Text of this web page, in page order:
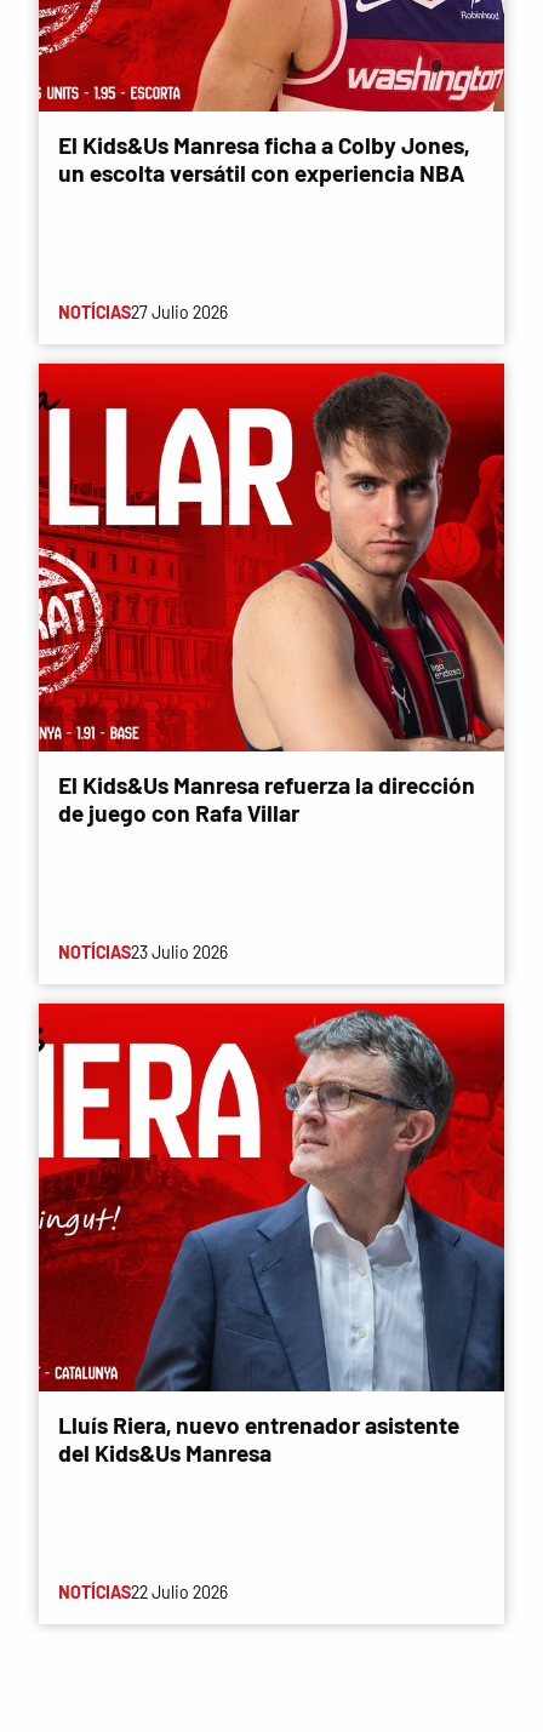
El Kids&Us Manresa ficha a Colby Jones,
un escolta versátil con experiencia NBA
NOTÍCIAS27 Julio 2026
El Kids&Us Manresa refuerza la dirección
de juego con Rafa Villar
NOTÍCIAS23 Julio 2026
Lluís Riera, nuevo entrenador asistente
del Kids&Us Manresa
NOTÍCIAS22 Julio 2026